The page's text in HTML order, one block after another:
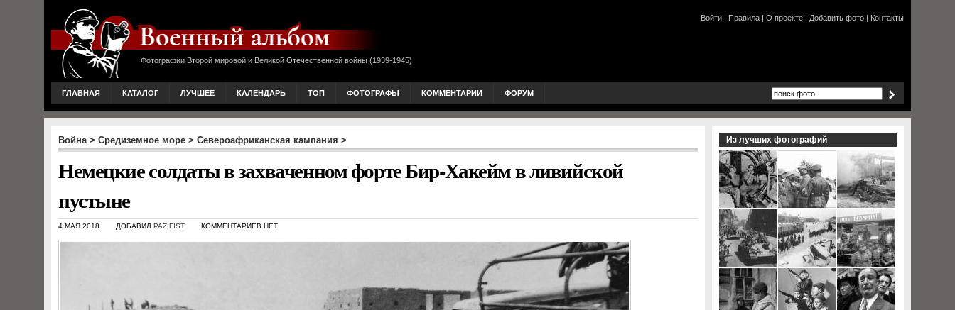
Фотографии Второй мировой и Великой Отечественной войны (1939-1945)
Войти | Правила | О проекте | Добавить фото | Контакты
ГЛАВНАЯ КАТАЛОГ ЛУЧШЕЕ КАЛЕНДАРЬ ТОП ФОТОГРАФЫ КОММЕНТАРИИ ФОРУМ
Война> Средиземное море > Североафриканская кампания >
Немецкие солдаты в захваченном форте Бир-Хакейм в ливийской
пустыне
4 МАЯ 2018 ДОБАВИЛ PAZIFIST КОММЕНТАРИЕВ НЕТ
Из лучших фотографий